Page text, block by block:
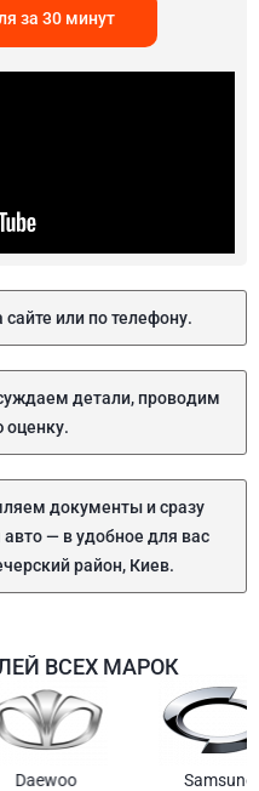
за 30 минут
или по телефону.
детали, проводим
оценку.
документы и сразу
— в удобное для вас
район, Киев.
ВСЕХ МАРОК